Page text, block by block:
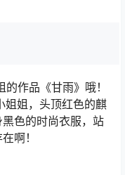
的作品《甘雨》哦！
姐姐，头顶红色的麒
色的时尚衣服，站
啊！